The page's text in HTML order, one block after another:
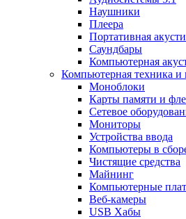
Наушники
Плеера
Портативная
Саундбары
Компьютерная
Компьютерная техника и
Моноблоки
Карты памяти и
Сетевое
Мониторы
Устройства ввода
Компьютеры в
Чистящие средства
Майнинг
Компьютерные
Веб-камеры
USB Хабы